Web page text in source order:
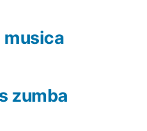
zumba
musica